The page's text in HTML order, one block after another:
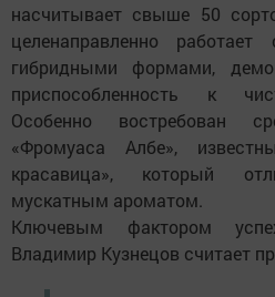
насчитывает свыше 50
целенаправленно
гибридными формами,
приспособленность к
Особенно востребован
«Фромуаса Албе»,
красавица», который
мускатным ароматом.
Ключевым фактором
Владимир Кузнецов считает